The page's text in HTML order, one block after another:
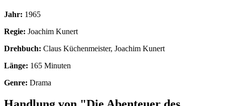
Jahr: 1965
Regie: Joachim Kunert
Drehbuch: Claus Küchenmeister, Joachim Kunert
Länge: 165 Minuten
Genre: Drama